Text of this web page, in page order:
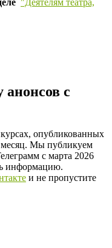
с
опубликованных
месяц. Мы публикуем
с марта 2026
информацию.
и не пропустите